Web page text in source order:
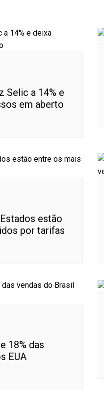
Selic a 14% e
em aberto
estão
por tarifas
18% das
EUA